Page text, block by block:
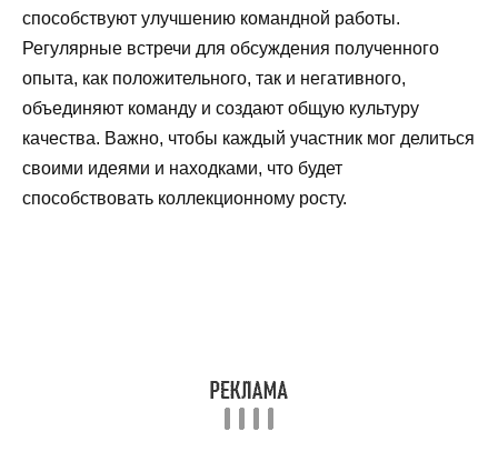
способствуют улучшению командной работы.
Регулярные встречи для обсуждения полученного
опыта, как положительного, так и негативного,
объединяют команду и создают общую культуру
качества. Важно, чтобы каждый участник мог делиться
своими идеями и находками, что будет
способствовать коллекционному росту.